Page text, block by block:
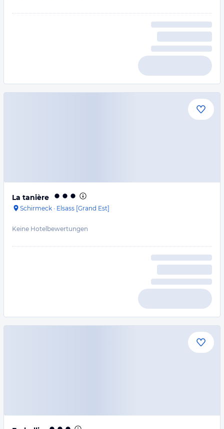
La tanière
Schirmeck · Elsass [Grand Est]
Keine Hotelbewertungen